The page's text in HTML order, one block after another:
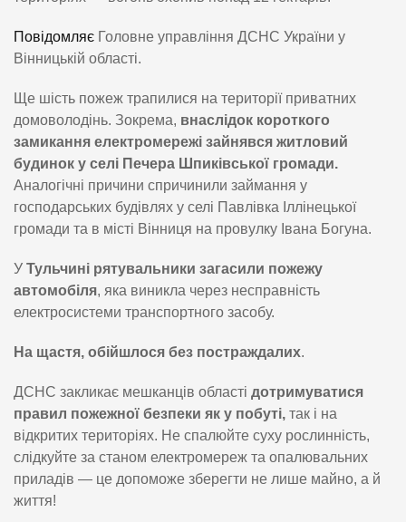
Повідомляє Головне управління ДСНС України у
Вінницькій області.
Ще шість пожеж трапилися на території приватних
домоволодінь. Зокрема, внаслідок короткого
замикання електромережі зайнявся житловий
будинок у селі Печера Шпиківської громади.
Аналогічні причини спричинили займання у
господарських будівлях у селі Павлівка Іллінецької
громади та в місті Вінниця на провулку Івана Богуна.
У Тульчині рятувальники загасили пожежу
автомобіля, яка виникла через несправність
електросистеми транспортного засобу.
На щастя, обійшлося без постраждалих.
ДСНС закликає мешканців області дотримуватися
правил пожежної безпеки як у побуті, так і на
відкритих територіях. Не спалюйте суху рослинність,
слідкуйте за станом електромереж та опалювальних
приладів — це допоможе зберегти не лише майно, а й
життя!